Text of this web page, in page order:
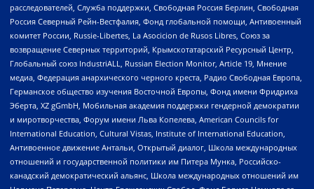
расследователей, Служба поддержки, Свободная Россия Берлин, Свободная
Россия Северный Рейн-Вестфалия, Фонд глобальной помощи, Антивоенный
комитет России, Russie-Libertes, La Asocicion de Rusos Libres, Союз за
возвращение Северных территорий, Крымскотатарский Ресурсный Центр,
Глобальный союз IndustriALL, Russian Election Monitor, Article 19, Мнение
медиа, Федерация анархического черного креста, Радио Свободная Европа,
Германское общество изучения Восточной Европы, Фонд имени Фридриха
Эберта, XZ gGmbH, Мобильная академия поддержки гендерной демократии
и миротворчества, Форум имени Льва Копелева, American Councils for
International Education, Cultural Vistas, Institute of International Education,
Антивоенное движение Антальи, Открытый диалог, Школа международных
отношений и государственной политики им Питера Мунка, Российско-
канадский демократический альянс, Школа международных отношений им